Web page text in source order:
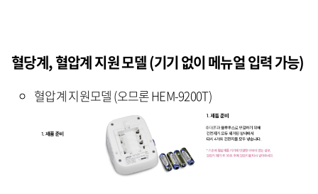
혈당계, 혈압계 지원 모델 (기기 없이 메뉴얼 입력 가능)
혈압계 지원모델 (오므론 HEM-9200T)